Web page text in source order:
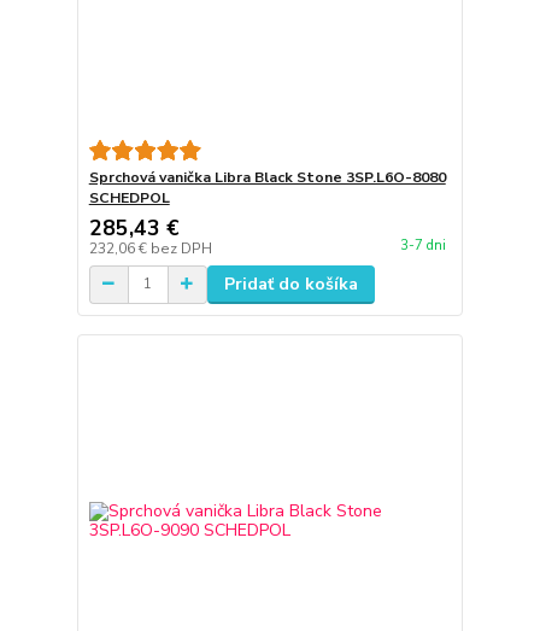
Sprchová vanička Libra Black Stone 3SP.L6O-8080
SCHEDPOL
285,43 €
232,06 € bez DPH 3-7 dni
Pridať do košíka